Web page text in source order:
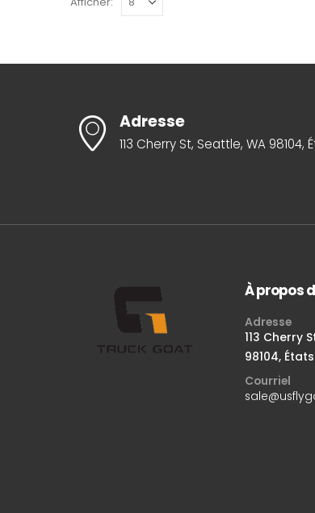
Adresse
113 Cherry St, Seattle, WA 98104,
À propos
Adresse
113 Cherry
98104,
Courriel